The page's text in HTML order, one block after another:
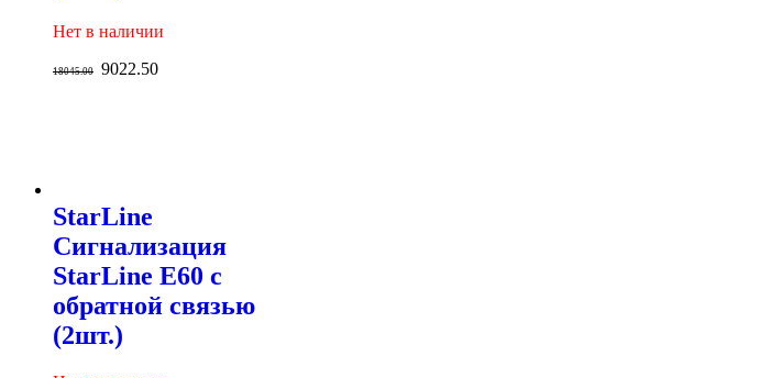
Нет в наличии
18045.00 9022.50
StarLine
Сигнализация
StarLine E60 с
обратной связью
(2шт.)